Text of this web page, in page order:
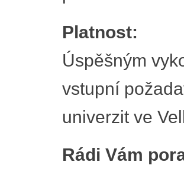
Platnost:
Úspěšným
vstupní
univerzit ve
Rádi Vám